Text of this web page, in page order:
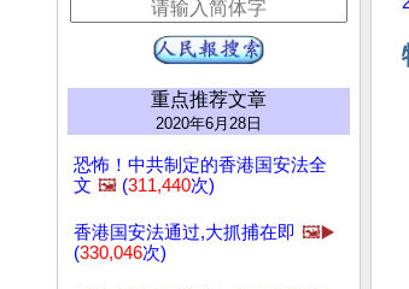
重点推荐文章
2020年6月28日
恐怖！中共制定的香港国安法全
文 🖼️ (311,440次)
香港国安法通过,大抓捕在即 🖼️▶️
(330,046次)